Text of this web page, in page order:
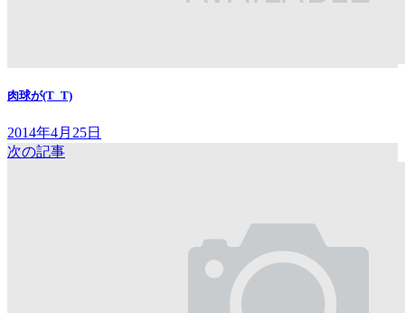
肉球が(T_T)
2014年4月25日
次の記事